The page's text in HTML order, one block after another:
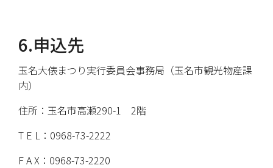
6.申込先
玉名大俵まつり実行委員会事務局（玉名市観光物産課
内）
住所：玉名市高瀬290-1 2階
T E L：0968-73-2222
F A X：0968-73-2220